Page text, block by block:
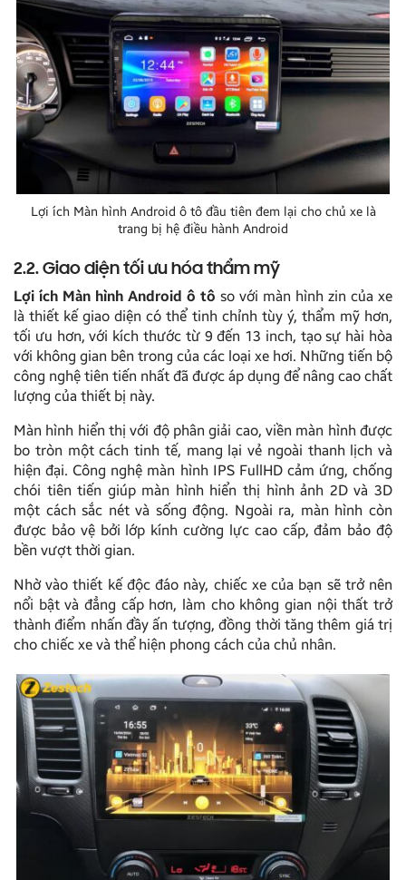
Lợi ích Màn hình Android ô tô đầu tiên đem lại cho chủ xe là
trang bị hệ điều hành Android
2.2. Giao diện tối ưu hóa thẩm mỹ
Lợi ích Màn hình Android ô tô so với màn hình zin của xe
là thiết kế giao diện có thể tinh chỉnh tùy ý, thẩm mỹ hơn,
tối ưu hơn, với kích thước từ 9 đến 13 inch, tạo sự hài hòa
với không gian bên trong của các loại xe hơi. Những tiến bộ
công nghệ tiên tiến nhất đã được áp dụng để nâng cao chất
lượng của thiết bị này.
Màn hình hiển thị với độ phân giải cao, viền màn hình được
bo tròn một cách tinh tế, mang lại vẻ ngoài thanh lịch và
hiện đại. Công nghệ màn hình IPS FullHD cảm ứng, chống
chói tiên tiến giúp màn hình hiển thị hình ảnh 2D và 3D
một cách sắc nét và sống động. Ngoài ra, màn hình còn
được bảo vệ bởi lớp kính cường lực cao cấp, đảm bảo độ
bền vượt thời gian.
Nhờ vào thiết kế độc đáo này, chiếc xe của bạn sẽ trở nên
nổi bật và đẳng cấp hơn, làm cho không gian nội thất trở
thành điểm nhấn đầy ấn tượng, đồng thời tăng thêm giá trị
cho chiếc xe và thể hiện phong cách của chủ nhân.